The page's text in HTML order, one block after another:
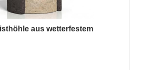
aus wetterfestem